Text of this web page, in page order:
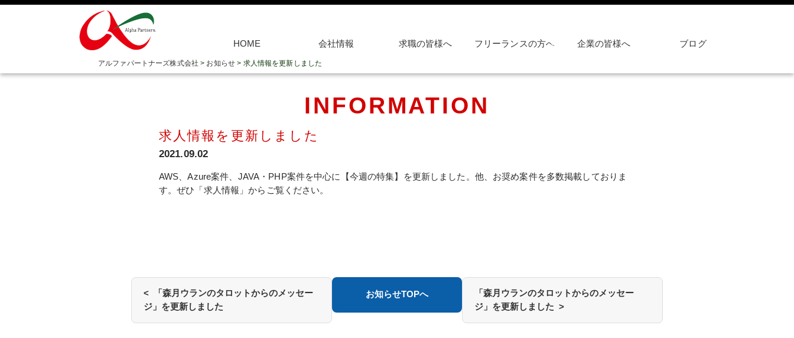
HOME 会社情報 求職の皆様へ フリーランスの方へ 企業の皆様へ ブログ
アルファパートナーズ株式会社 > お知らせ > 求人情報を更新しました
INFORMATION
求人情報を更新しました
2021.09.02
AWS、Azure案件、JAVA・PHP案件を中心に【今週の特集】を更新しました。他、お奨め案件を多数掲載しておりま
す。ぜひ「求人情報」からご覧ください。
< 「森月ウランのタロットからのメッセー
ジ」を更新しました
お知らせTOPへ
「森月ウランのタロットからのメッセー
ジ」を更新しました >